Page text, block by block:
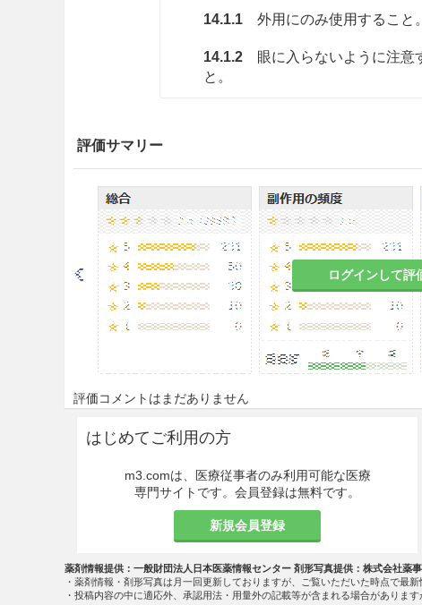
14.1.1外用にのみ使用すること。
14.1.2眼に入らないように注意
と。
14.1.4同一部位に反復使用した
あるので注意すること。
14.1.5
本剤は血清、膿汁等のタ
があるので、これらが付着して
としてから使用すること。
14.1.6 合成ゴム製品、合成樹脂
は、変質するものがあるので、
には十分注意すること。
14.1.8
電気メス等を使用する場
その他の注意
15.1 臨床使用に基づく情報
承認外の経皮的エタノール注入
発熱、本剤の局所外流出による
評価サマリー
ログインして評
評価コメントはまだありません
はじめてご利用の方
m3.comは、医療従事者のみ利用可能な医療
専門サイトです。会員登録は無料です。
新規会員登録
薬剤情報提供：一般財団法人日本医薬情報センター 剤形写真提供：株式会社薬
・薬剤情報・剤形写真は月一回更新しておりますが、ご覧いただいた時点で最
・投稿内容の中に適応外、承認用法・用量外の記載等が含まれる場合がありま